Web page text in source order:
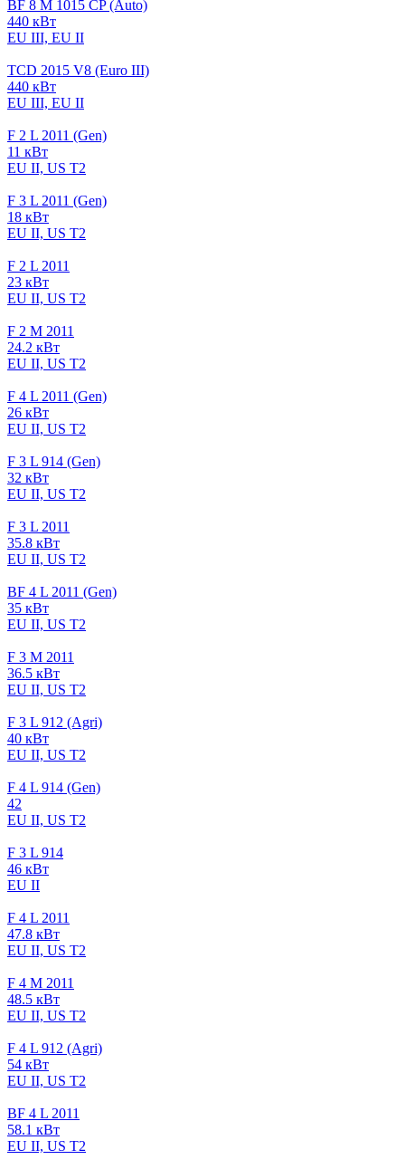
BF 8 M 1015 CP (Auto)
440 кВт
EU III, EU II
TCD 2015 V8 (Euro III)
440 кВт
EU III, EU II
F 2 L 2011 (Gen)
11 кВт
EU II, US T2
F 3 L 2011 (Gen)
18 кВт
EU II, US T2
F 2 L 2011
23 кВт
EU II, US T2
F 2 M 2011
24.2 кВт
EU II, US T2
F 4 L 2011 (Gen)
26 кВт
EU II, US T2
F 3 L 914 (Gen)
32 кВт
EU II, US T2
F 3 L 2011
35.8 кВт
EU II, US T2
BF 4 L 2011 (Gen)
35 кВт
EU II, US T2
F 3 M 2011
36.5 кВт
EU II, US T2
F 3 L 912 (Agri)
40 кВт
EU II, US T2
F 4 L 914 (Gen)
42
EU II, US T2
F 3 L 914
46 кВт
EU II
F 4 L 2011
47.8 кВт
EU II, US T2
F 4 M 2011
48.5 кВт
EU II, US T2
F 4 L 912 (Agri)
54 кВт
EU II, US T2
BF 4 L 2011
58.1 кВт
EU II, US T2